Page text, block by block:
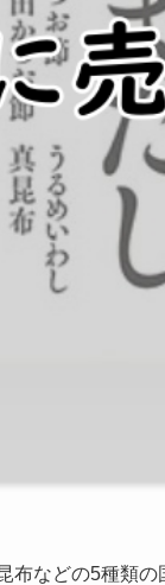
布などの5種類